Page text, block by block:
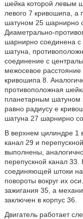
шейка которой левым
левого 7 кривошипа, а
шатуном 25 шарнирно
Диаметрально-
шарнирно соединена
шатуна,
соединение с
межосевое
кривошипа 8.
противоположная
планетарным шатуном
равно радиусу e
шатуна 27 шарнирно
В верхнем цилиндре 1
канал 29 и
выполнены,
перепускной канал
соединяющей штоки
повороты вокруг их
зажигания 35, а
заключен в корпус 36.
Двигатель работает